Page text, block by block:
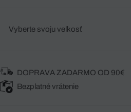
Vyberte svoju veľkosť
DOPRAVA ZADARMO OD 90€
Bezplatné vrátenie